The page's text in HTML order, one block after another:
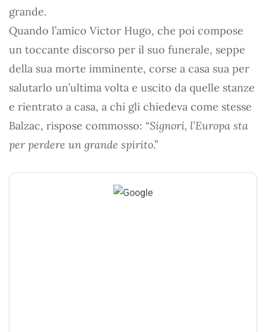
grande.
Quando l’amico Victor Hugo, che poi compose
un toccante discorso per il suo funerale, seppe
della sua morte imminente, corse a casa sua per
salutarlo un’ultima volta e uscito da quelle stanze
e rientrato a casa, a chi gli chiedeva come stesse
Balzac, rispose commosso: “Signori, l’Europa sta
per perdere un grande spirito.”